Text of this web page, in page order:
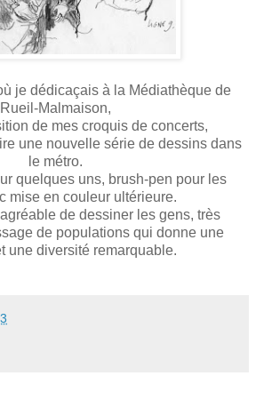
je dédicaçais à la Médiathèque de
Rueil-Malmaison,
de mes croquis de concerts,
une nouvelle série de dessins dans
le métro.
quelques uns, brush-pen pour les
mise en couleur ultérieure.
de dessiner les gens, très
de populations qui donne une
une diversité remarquable.